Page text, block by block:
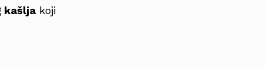
kašlja koji